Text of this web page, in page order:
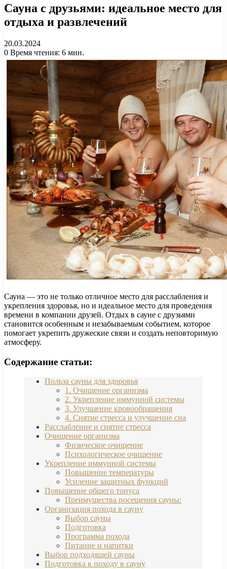
Сауна с друзьями: идеальное место для
отдыха и развлечений
20.03.2024
0 Время чтения: 6 мин.
Сауна — это не только отличное место для расслабления и
укрепления здоровья, но и идеальное место для проведения
времени в компании друзей. Отдых в сауне с друзьями
становится особенным и незабываемым событием, которое
помогает укрепить дружеские связи и создать неповторимую
атмосферу.
Содержание статьи:
Польза сауны для здоровья
1. Очищение организма
2. Укрепление иммунной системы
3. Улучшение кровообращения
4. Снятие стресса и улучшение сна
Расслабление и снятие стресса
Очищение организма
Физическое очищение
Психологическое очищение
Укрепление иммунной системы
Повышение температуры
Усиление защитных функций
Повышение общего тонуса
Преимущества посещения сауны:
Организация похода в сауну
Выбор сауны
Подготовка
Программа похода
Питание и напитки
Выбор подходящей сауны
Подготовка к походу в сауну